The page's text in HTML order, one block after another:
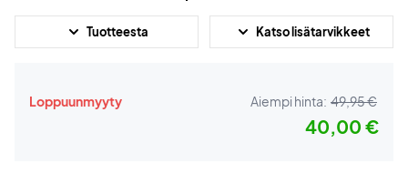
Tuotteesta Katso lisätarvikkeet
Loppuunmyyty Aiempi hinta: 49,95 €
40,00 €